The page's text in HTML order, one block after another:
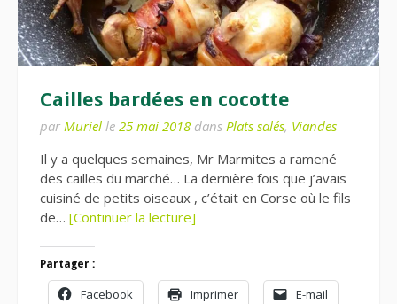
Cailles bardées en cocotte
par Muriel le 25 mai 2018 dans Plats salés, Viandes
Il y a quelques semaines, Mr Marmites a ramené
des cailles du marché… La dernière fois que j’avais
cuisiné de petits oiseaux , c’était en Corse où le fils
de… [Continuer la lecture]
Partager :
Facebook Imprimer E-mail